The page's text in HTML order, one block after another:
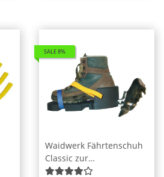
SALE 8%
Waidwerk Fährtenschuh
Classic zur
Jagdhundeausbildung